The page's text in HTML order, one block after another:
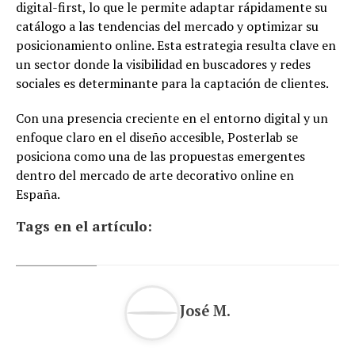
digital-first, lo que le permite adaptar rápidamente su
catálogo a las tendencias del mercado y optimizar su
posicionamiento online. Esta estrategia resulta clave en
un sector donde la visibilidad en buscadores y redes
sociales es determinante para la captación de clientes.
Con una presencia creciente en el entorno digital y un
enfoque claro en el diseño accesible, Posterlab se
posiciona como una de las propuestas emergentes
dentro del mercado de arte decorativo online en
España.
Tags en el artículo:
José M.